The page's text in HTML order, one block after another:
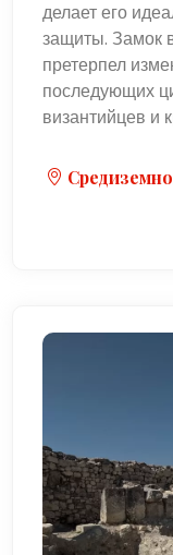
делает его
защиты. Замок
претерпел
последующих
византийцев и